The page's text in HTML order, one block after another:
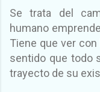
Se trata del
humano
Tiene que ver
sentido que todo
trayecto de su